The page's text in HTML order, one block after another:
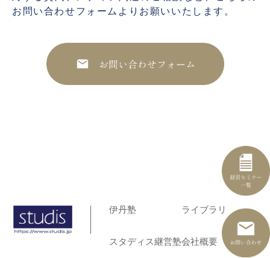
お問い合わせフォームよりお願いいたします。
伊丹塾
スタディス継営塾
ライブラリ
会社概要